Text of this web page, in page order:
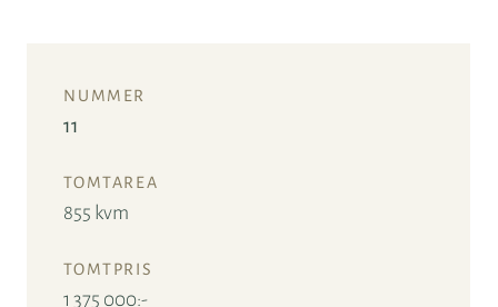
11
855 kvm
1 375 000:-